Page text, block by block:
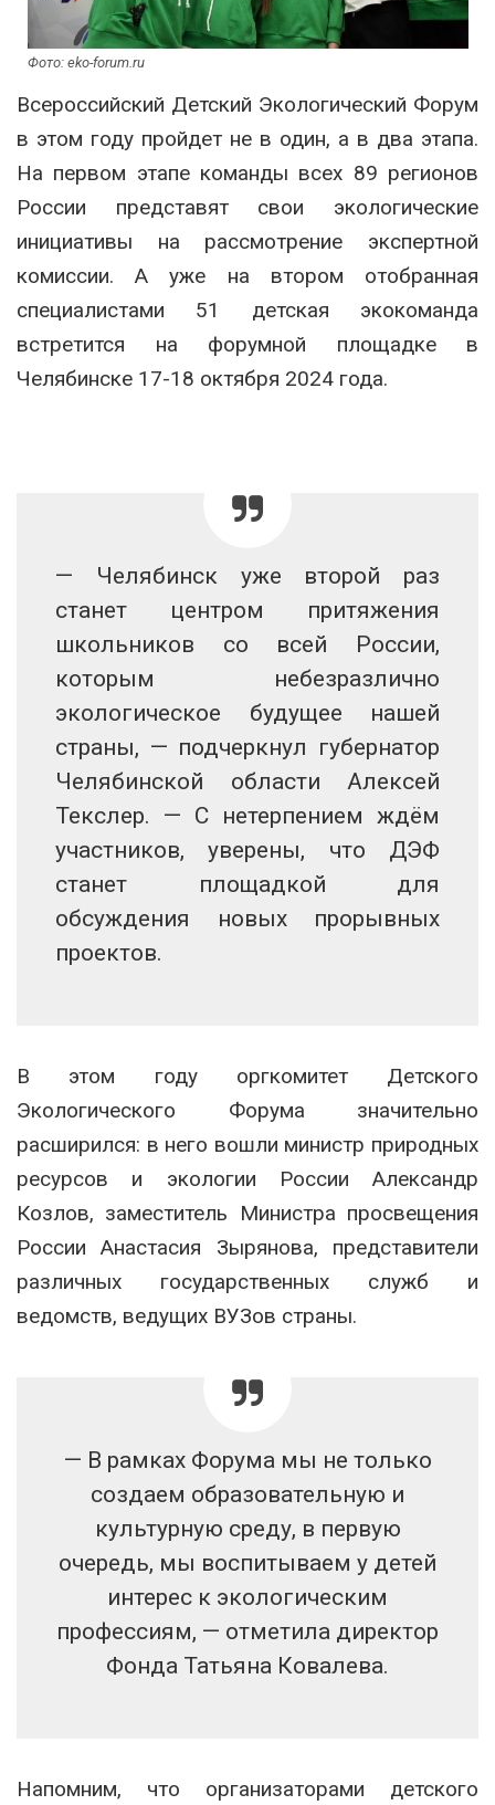
Фото: eko-forum.ru
Всероссийский Детский Экологический Форум
в этом году пройдет не в один, а в два этапа.
На первом этапе команды всех 89 регионов
России представят свои экологические
инициативы на рассмотрение экспертной
комиссии. А уже на втором отобранная
специалистами 51 детская экокоманда
встретится на форумной площадке в
Челябинске 17-18 октября 2024 года.
— Челябинск уже второй раз
станет центром притяжения
школьников со всей России,
которым небезразлично
экологическое будущее нашей
страны, — подчеркнул губернатор
Челябинской области Алексей
Текслер. — С нетерпением ждём
участников, уверены, что ДЭФ
станет площадкой для
обсуждения новых прорывных
проектов.
В этом году оргкомитет Детского
Экологического Форума значительно
расширился: в него вошли министр природных
ресурсов и экологии России Александр
Козлов, заместитель Министра просвещения
России Анастасия Зырянова, представители
различных государственных служб и
ведомств, ведущих ВУЗов страны.
— В рамках Форума мы не только
создаем образовательную и
культурную среду, в первую
очередь, мы воспитываем у детей
интерес к экологическим
профессиям, — отметила директор
Фонда Татьяна Ковалева.
Напомним, что организаторами детского